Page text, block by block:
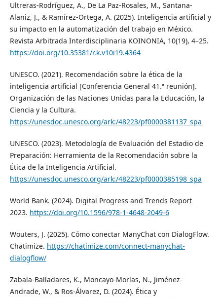
Ultreras-Rodríguez, A., De La Paz-Rosales, M., Santana-
Alaniz, J., & Ramírez-Ortega, A. (2025). Inteligencia artificial y
su impacto en la automatización del trabajo en México.
Revista Arbitrada Interdisciplinaria KOINONIA, 10(19), 4–25.
https://doi.org/10.35381/r.k.v10i19.4364
UNESCO. (2021). Recomendación sobre la ética de la
inteligencia artificial [Conferencia General 41.ª reunión].
Organización de las Naciones Unidas para la Educación, la
Ciencia y la Cultura.
https://unesdoc.unesco.org/ark:/48223/pf0000381137_spa
UNESCO. (2023). Metodología de Evaluación del Estadio de
Preparación: Herramienta de la Recomendación sobre la
Ética de la Inteligencia Artificial.
https://unesdoc.unesco.org/ark:/48223/pf0000385198_spa
World Bank. (2024). Digital Progress and Trends Report
2023. https://doi.org/10.1596/978-1-4648-2049-6
Wouters, J. (2025). Cómo conectar ManyChat con DialogFlow.
Chatimize. https://chatimize.com/connect-manychat-
dialogflow/
Zabala-Balladares, K., Moncayo-Morlas, N., Jiménez-
Andrade, W., & Ros-Álvarez, D. (2024). Ética y